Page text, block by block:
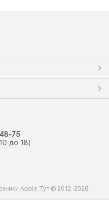
75
до 18)
Apple Тут © 2012-2026